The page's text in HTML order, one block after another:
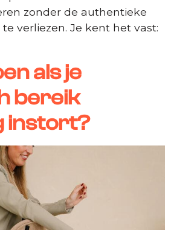
zonder de authentieke
verliezen. Je kent het vast:
als je
bereik
instort?